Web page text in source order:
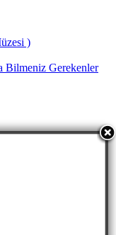
)
Bilmeniz Gerekenler